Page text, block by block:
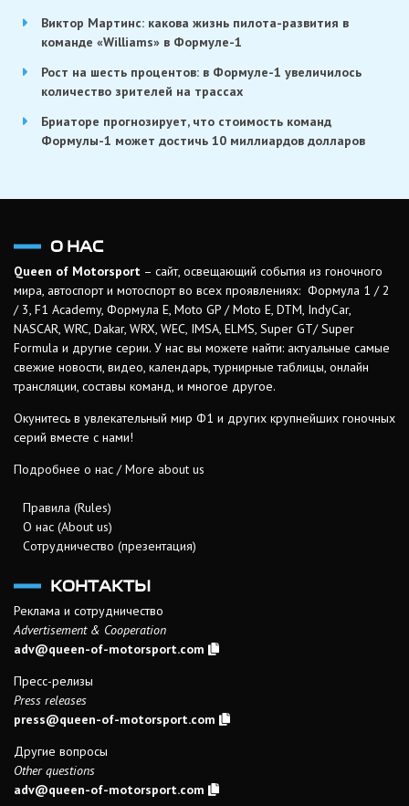
Виктор Мартинс: какова жизнь пилота-развития в
команде «Williams» в Формуле-1
Рост на шесть процентов: в Формуле-1 увеличилось
количество зрителей на трассах
Бриаторе прогнозирует, что стоимость команд
Формулы-1 может достичь 10 миллиардов долларов
О НАС
Queen of Motorsport – сайт, освещающий события из гоночного
мира, автоспорт и мотоспорт во всех проявлениях: Формула 1 / 2
/ 3, F1 Academy, Формула Е, Moto GP / Moto E, DTM, IndyCar,
NASCAR, WRC, Dakar, WRX, WEC, IMSA, ELMS, Super GT/ Super
Formula и другие серии. У нас вы можете найти: актуальные самые
свежие новости, видео, календарь, турнирные таблицы, онлайн
трансляции, составы команд, и многое другое.
Окунитесь в увлекательный мир Ф1 и других крупнейших гоночных
серий вместе с нами!
Подробнее о нас / More about us
Правила (Rules)
О нас (About us)
Сотрудничество (презентация)
КОНТАКТЫ
Реклама и сотрудничество
Advertisement & Cooperation
adv@queen-of-motorsport.com
Пресс-релизы
Press releases
press@queen-of-motorsport.com
Другие вопросы
Other questions
adv@queen-of-motorsport.com